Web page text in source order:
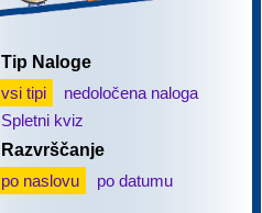
Tip Naloge
vsi tipi
nedoločena naloga
Spletni kviz
Razvrščanje
po naslovu
po datumu